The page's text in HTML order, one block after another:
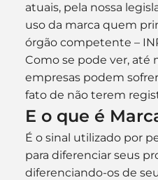
atuais, pela nossa
uso da marca quem
órgão competente –
Como se pode ver, até
empresas podem
fato de não terem
E o que é
É o sinal utilizado por
para diferenciar seus
diferenciando-os de